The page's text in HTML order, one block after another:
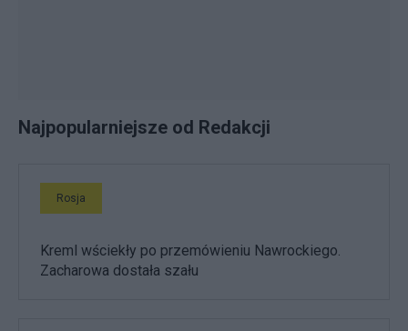
Najpopularniejsze od Redakcji
Rosja
Kreml wściekły po przemówieniu Nawrockiego.
Zacharowa dostała szału